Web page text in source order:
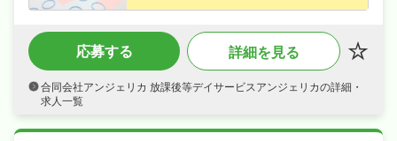
・正社員募集で月給25万円〜という好条件、賞
与年1ヶ月分・資格手当など各種手当・昇給あ
りなど好待遇で、あなたの経験を正当に評価し
・日勤のみで完全週休2日制・日曜・祝日休み
・社会保険完備、退職金制度ありと手厚く、腰
応募する 詳細を見る
合同会社アンジェリカ 放課後等デイサービスアンジェリカの詳細・
求人一覧